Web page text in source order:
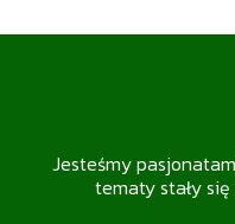
Jesteśmy
tematy stały